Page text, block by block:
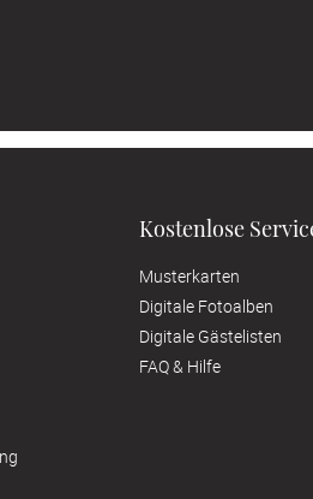
Kostenlose
Musterkarten
Digitale Fotoalben
Digitale Gästelisten
FAQ & Hilfe